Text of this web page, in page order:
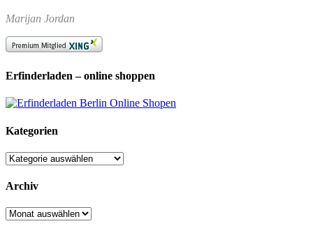
Marijan Jordan
Erfinderladen – online shoppen
Kategorien
Kategorien
Archiv
Archiv